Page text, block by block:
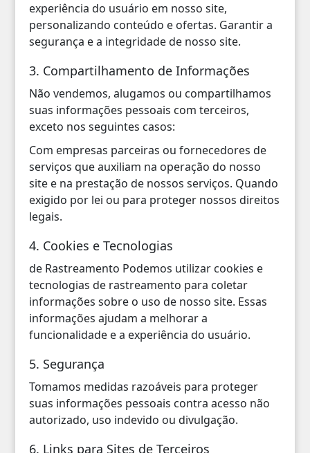
experiência do usuário em nosso site,
personalizando conteúdo e ofertas. Garantir a
segurança e a integridade de nosso site.
3. Compartilhamento de Informações
Não vendemos, alugamos ou compartilhamos
suas informações pessoais com terceiros,
exceto nos seguintes casos:
Com empresas parceiras ou fornecedores de
serviços que auxiliam na operação do nosso
site e na prestação de nossos serviços. Quando
exigido por lei ou para proteger nossos direitos
legais.
4. Cookies e Tecnologias
de Rastreamento Podemos utilizar cookies e
tecnologias de rastreamento para coletar
informações sobre o uso de nosso site. Essas
informações ajudam a melhorar a
funcionalidade e a experiência do usuário.
5. Segurança
Tomamos medidas razoáveis para proteger
suas informações pessoais contra acesso não
autorizado, uso indevido ou divulgação.
6. Links para Sites de Terceiros